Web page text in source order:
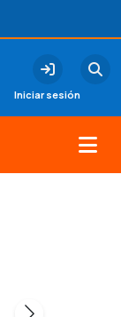
Iniciar sesión